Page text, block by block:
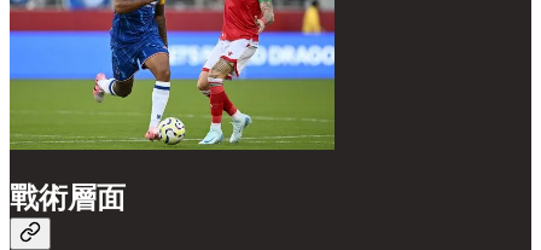
戰術層面